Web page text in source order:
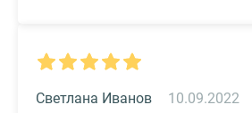
10.09.2022
Светлана Иванов